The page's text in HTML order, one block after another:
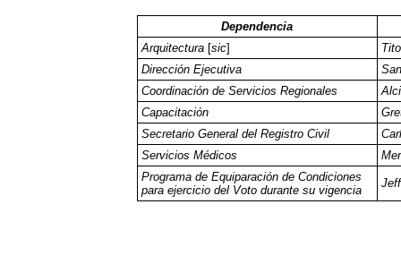
Dependencia
Arquitectura [sic]
Dirección Ejecutiva
Coordinación de Servicios Regionales
Capacitación
Secretario General del Registro Civil
Servicios Médicos
Programa de Equiparación de Condiciones
para ejercicio del Voto durante su vigencia